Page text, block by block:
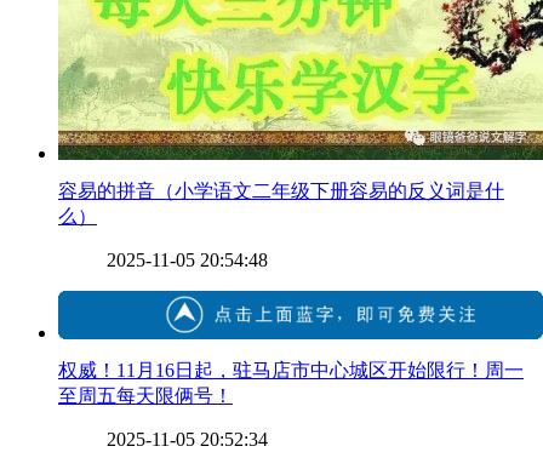
​容易的拼音（小学语文二年级下册容易的反义词是什
么）
2025-11-05 20:54:48
​权威！11月16日起，驻马店市中心城区开始限行！周一
至周五每天限俩号！
2025-11-05 20:52:34